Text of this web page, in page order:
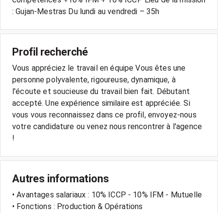
: Gujan-Mestras Du lundi au vendredi – 35h
Profil recherché
Vous appréciez le travail en équipe Vous êtes une
personne polyvalente, rigoureuse, dynamique, à
l'écoute et soucieuse du travail bien fait. Débutant
accepté. Une expérience similaire est appréciée. Si
vous vous reconnaissez dans ce profil, envoyez-nous
votre candidature ou venez nous rencontrer à l'agence
!
Autres informations
• Avantages salariaux : 10% ICCP - 10% IFM - Mutuelle
• Fonctions : Production & Opérations